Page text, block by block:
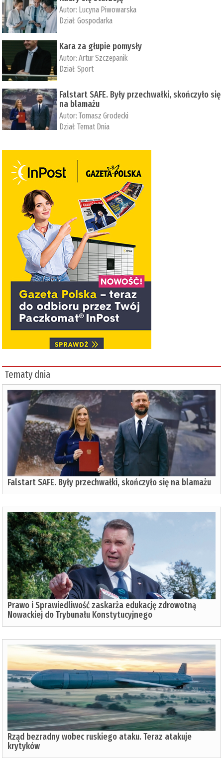
Autor: Lucyna Piwowarska
Dział:Gospodarka
Kara za głupie pomysły
Autor:Artur Szczepanik
Dział:Sport
Falstart SAFE. Były przechwałki, skończyło się
na blamażu
Autor:Tomasz Grodecki
Dział:Temat Dnia
Tematy dnia
Falstart SAFE. Były przechwałki, skończyło się na blamażu
Prawo i Sprawiedliwość zaskarża edukację zdrowotną
Nowackiej do Trybunału Konstytucyjnego
Rząd bezradny wobec ruskiego ataku. Teraz atakuje
krytyków